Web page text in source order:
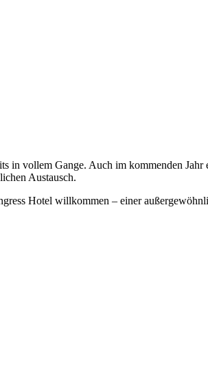
vollem Gange. Auch im kommenden
Austausch.
Hotel willkommen – einer